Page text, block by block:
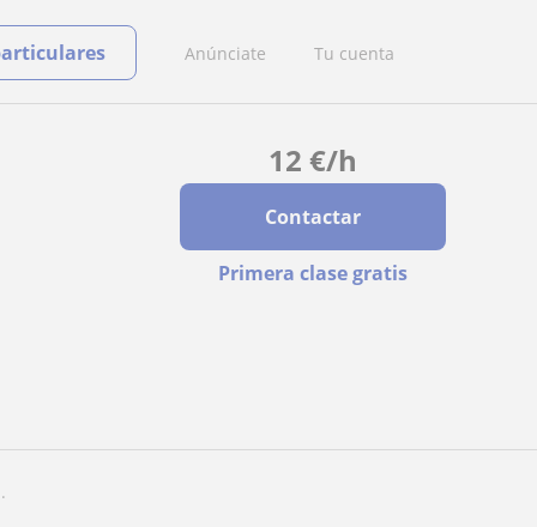
Anúnciate Tu cuenta
12 €/h
Contactar
Primera clase gratis